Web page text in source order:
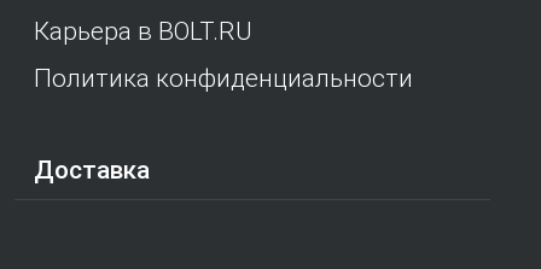
Карьера в BOLT.RU
Политика конфиденциальности
Доставка